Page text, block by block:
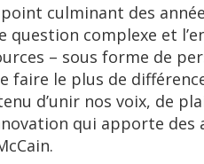
culminant des
question complexe et
– sous forme de
faire le plus de
d’unir nos voix, de
qui apporte